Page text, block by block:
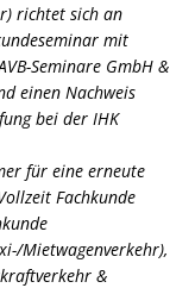
richtet sich an
mit
Seminare GmbH &
einen Nachweis
bei der IHK
für eine erneute
Fachkunde
Mietwagenverkehr),
&